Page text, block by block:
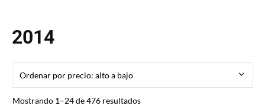
2014
Mostrando 1–24 de 476 resultadosOrdenado